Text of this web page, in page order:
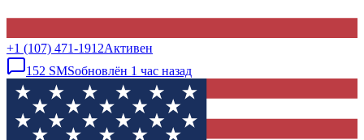
+1 (107) 471-1912Активен
152 SMSобновлён 1 час назад